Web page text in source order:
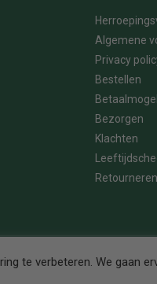
Algemene
Privacy
Bestellen
Bezorgen
Klachten
Retourneren
te verbeteren. We gaan